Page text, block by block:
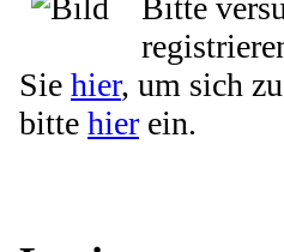
Bitte
Sie hier, um sich
bitte hier ein.